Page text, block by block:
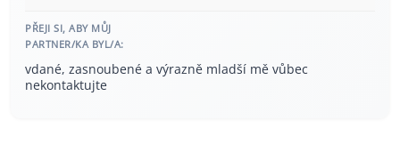
PŘEJI SI, ABY MŮJ
PARTNER/KA BYL/A:
vdané, zasnoubené a výrazně mladší mě vůbec
nekontaktujte